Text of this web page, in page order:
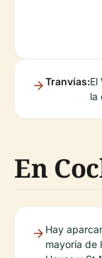
Tranvías:El
la
En
Hay
mayoría de